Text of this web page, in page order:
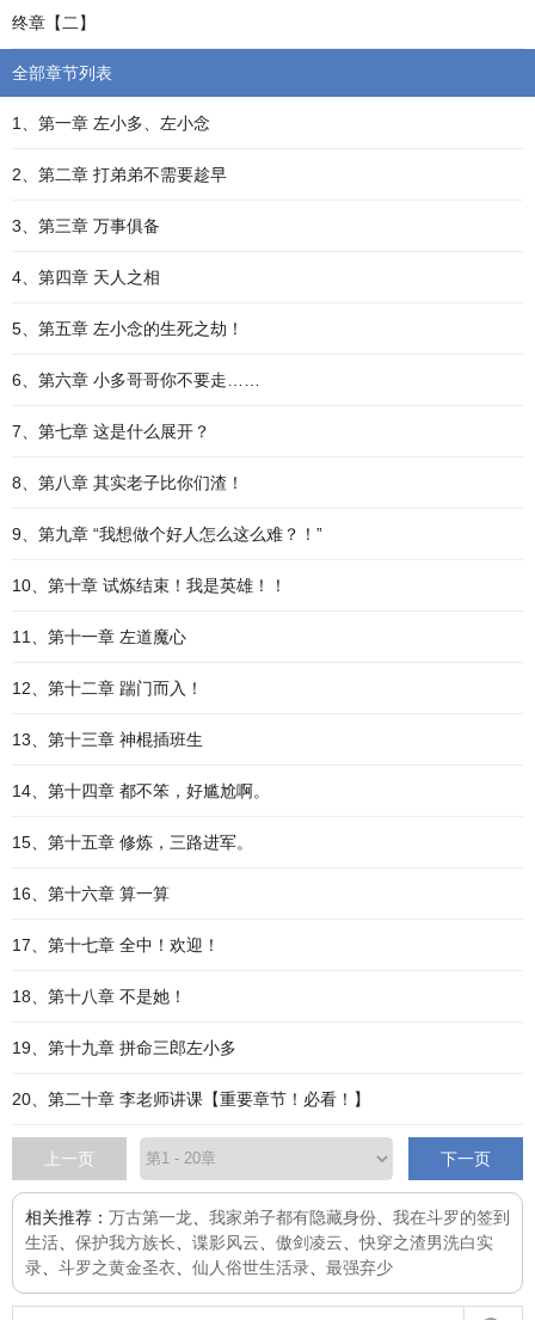
终章【二】
全部章节列表
1、第一章 左小多、左小念
2、第二章 打弟弟不需要趁早
3、第三章 万事俱备
4、第四章 天人之相
5、第五章 左小念的生死之劫！
6、第六章 小多哥哥你不要走……
7、第七章 这是什么展开？
8、第八章 其实老子比你们渣！
9、第九章 “我想做个好人怎么这么难？！”
10、第十章 试炼结束！我是英雄！！
11、第十一章 左道魔心
12、第十二章 踹门而入！
13、第十三章 神棍插班生
14、第十四章 都不笨，好尴尬啊。
15、第十五章 修炼，三路进军。
16、第十六章 算一算
17、第十七章 全中！欢迎！
18、第十八章 不是她！
19、第十九章 拼命三郎左小多
20、第二十章 李老师讲课【重要章节！必看！】
上一页 下一页
相关推荐： 万古第一龙 我家弟子都有隐藏身份
我在斗罗的签到
生活
保护我方族长 谍影风云 傲剑凌云 、快穿之渣男洗白实
录
斗罗之黄金圣衣 仙人俗世生活录 最强弃少